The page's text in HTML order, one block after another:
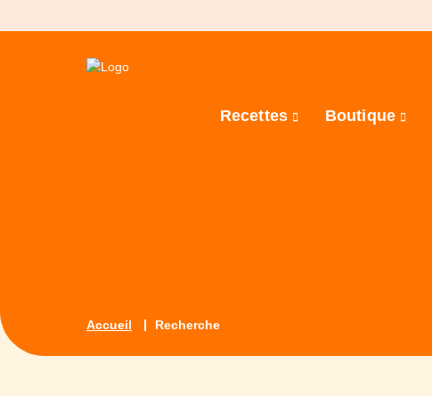
Recettes Boutique
Accueil Recherche